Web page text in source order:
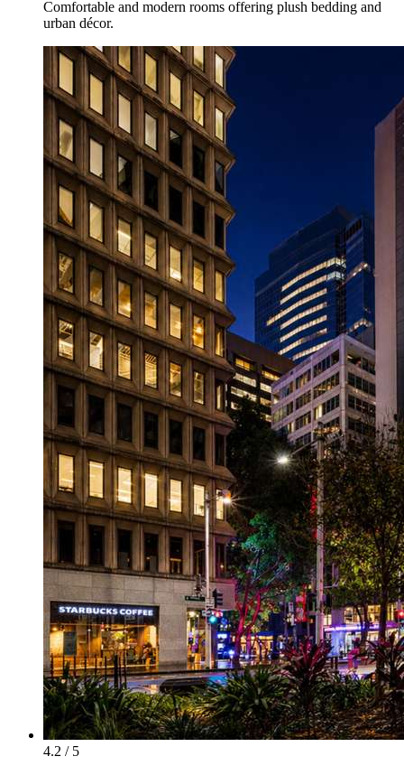
Comfortable and modern rooms offering plush bedding and
urban décor.
4.2 / 5